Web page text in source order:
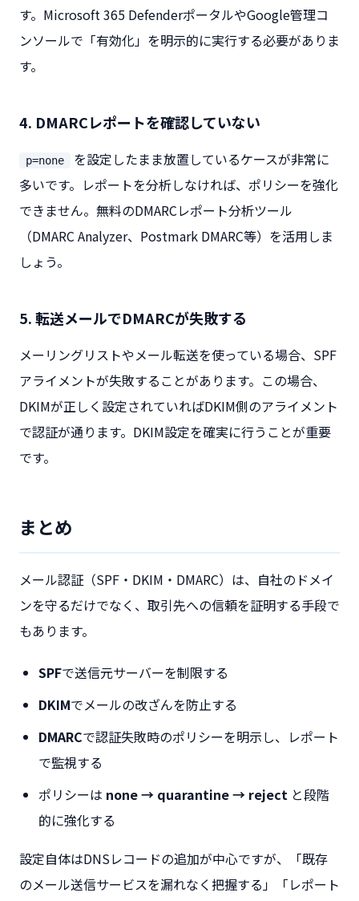
す。Microsoft 365 DefenderポータルやGoogle管理コ
ンソールで「有効化」を明示的に実行する必要がありま
す。
4. DMARCレポートを確認していない
p=none
を設定したまま放置しているケースが非常に
多いです。レポートを分析しなければ、ポリシーを強化
できません。無料のDMARCレポート分析ツール
（DMARC Analyzer、Postmark DMARC等）を活用しま
しょう。
5. 転送メールでDMARCが失敗する
メーリングリストやメール転送を使っている場合、SPF
アライメントが失敗することがあります。この場合、
DKIMが正しく設定されていればDKIM側のアライメント
で認証が通ります。DKIM設定を確実に行うことが重要
です。
まとめ
メール認証（SPF・DKIM・DMARC）は、自社のドメイ
ンを守るだけでなく、取引先への信頼を証明する手段で
もあります。
SPFで送信元サーバーを制限する
DKIMでメールの改ざんを防止する
DMARCで認証失敗時のポリシーを明示し、レポート
で監視する
ポリシーは none → quarantine → reject と段階
的に強化する
設定自体はDNSレコードの追加が中心ですが、「既存
のメール送信サービスを漏れなく把握する」「レポート